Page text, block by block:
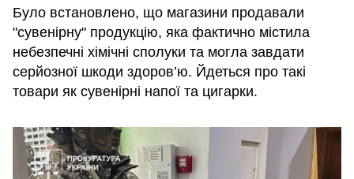
Було встановлено, що магазини продавали
"сувенірну" продукцію, яка фактично містила
небезпечні хімічні сполуки та могла завдати
серйозної шкоди здоров’ю. Йдеться про такі
товари як сувенірні напої та цигарки.